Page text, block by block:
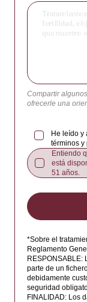
Australia
Austria
Bangladesh
Bielorrusia
Bélgica
Belice
Benin
Bután
Bolivia
Bosnia y
Botswana
Otro /
Compartir
ofrecerle una
He leído y
términos y
Entiendo
está
51 años.
*Sobre el
Reglamento
RESPONSABLE:
parte de un
debidamente
seguridad
FINALIDAD: Los